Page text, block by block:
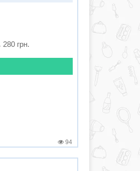
280 грн.
94